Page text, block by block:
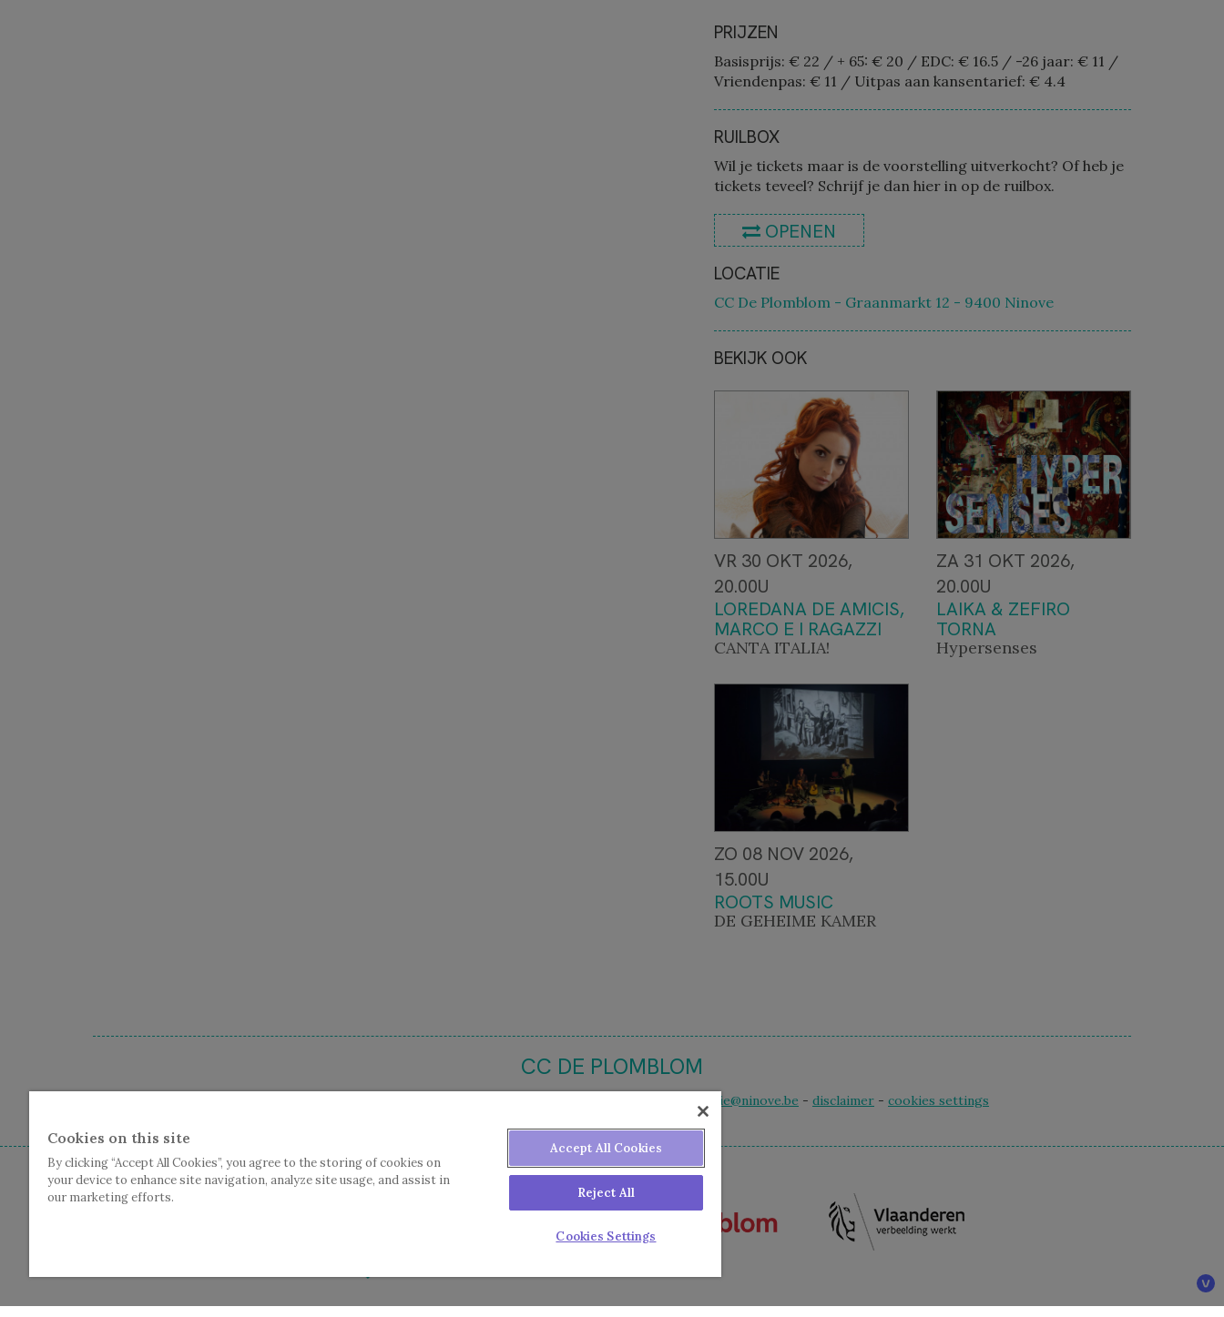
PRIJZEN
Basisprijs: € 22 / + 65: € 20 / EDC: € 16.5 / -26 jaar: € 11 /
Vriendenpas: € 11 / Uitpas aan kansentarief: € 4.4
RUILBOX
Wil je tickets maar is de voorstelling uitverkocht? Of heb je
tickets teveel? Schrijf je dan hier in op de ruilbox.
OPENEN
LOCATIE
CC De Plomblom - Graanmarkt 12 - 9400 Ninove
BEKIJK OOK
VR 30 OKT 2026,
20.00U
LOREDANA DE AMICIS,
MARCO E I RAGAZZI
CANTA ITALIA!
ZA 31 OKT 2026,
20.00U
LAIKA & ZEFIRO
TORNA
Hypersenses
ZO 08 NOV 2026,
15.00U
ROOTS MUSIC
DE GEHEIME KAMER
CC DE PLOMBLOM
ccbalie@ninove.be - disclaimer - cookies settings
Cookies on this site
By clicking “Accept All Cookies”, you agree to the storing of cookies on
your device to enhance site navigation, analyze site usage, and assist in
our marketing efforts.
Accept All Cookies
Reject All
Cookies Settings